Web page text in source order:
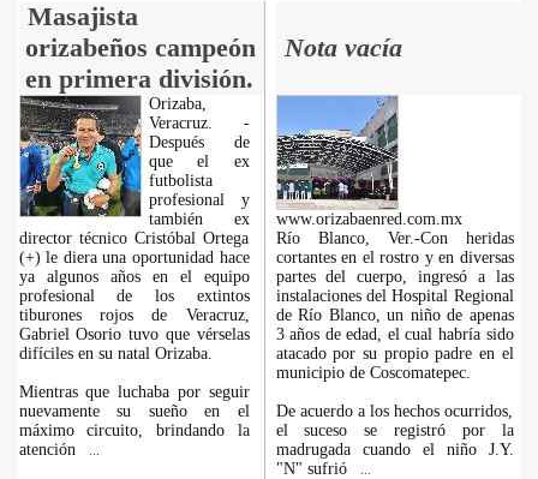
Masajista
orizabeños campeón
en primera división.
Nota vacía
Orizaba,
Veracruz. -
Después de
que el ex
futbolista
profesional y
también ex
director técnico Cristóbal Ortega
(+) le diera una oportunidad hace
ya algunos años en el equipo
profesional de los extintos
tiburones rojos de Veracruz,
Gabriel Osorio tuvo que vérselas
difíciles en su natal Orizaba.
Mientras que luchaba por seguir
nuevamente su sueño en el
máximo circuito, brindando la
atención
www.orizabaenred.com.mx
Río Blanco, Ver.-Con heridas
cortantes en el rostro y en diversas
partes del cuerpo, ingresó a las
instalaciones del Hospital Regional
de Río Blanco, un niño de apenas
3 años de edad, el cual habría sido
atacado por su propio padre en el
municipio de Coscomatepec.
De acuerdo a los hechos ocurridos,
el suceso se registró por la
madrugada cuando el niño J.Y.
"N" sufrió